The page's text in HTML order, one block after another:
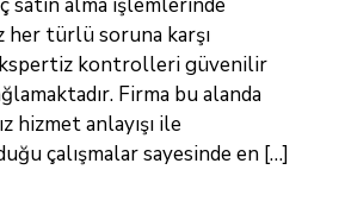
her türlü soruna karşı
kontrolleri güvenilir
Firma bu alanda
hizmet anlayışı ile
çalışmalar sayesinde en […]